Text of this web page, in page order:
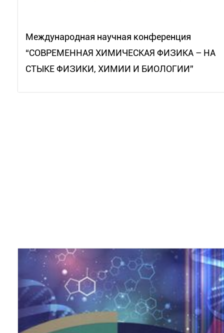
Международная научная конференция
“СОВРЕМЕННАЯ ХИМИЧЕСКАЯ ФИЗИКА – НА
СТЫКЕ ФИЗИКИ, ХИМИИ И БИОЛОГИИ”